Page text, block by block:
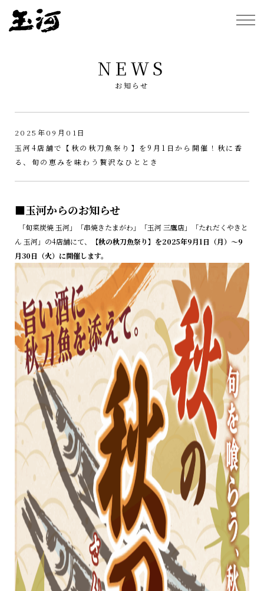
NEWS
お知らせ
2025年09月01日
玉河4店舗で【秋の秋刀魚祭り】を9月1日から開催！秋に香
る、旬の恵みを味わう贅沢なひととき
■玉河からのお知らせ
「旬菜炭焼 玉河」「串焼きたまがわ」「玉河 三鷹店」「たれだくやきと
ん 玉河」の4店舗にて、
【秋の秋刀魚祭り】を2025年9月1日（月）～9
月30日（火）に開催します。